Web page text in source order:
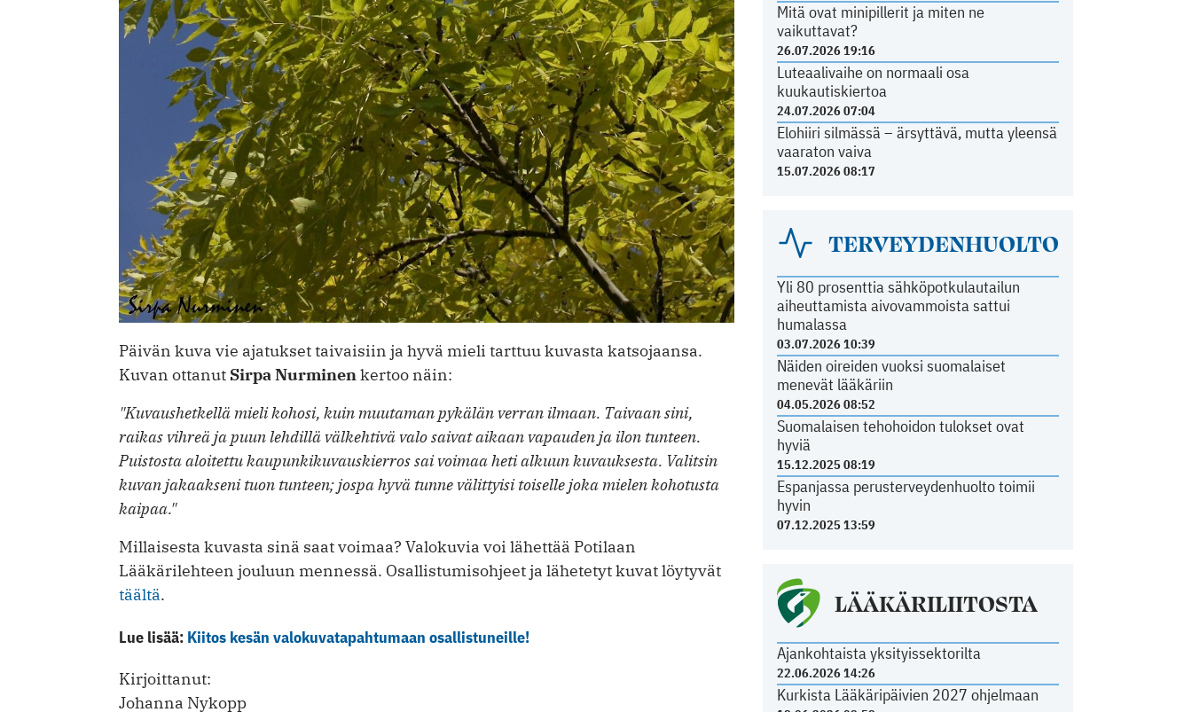
Mitä ovat minipillerit ja miten ne
vaikuttavat?
26.07.2026 19:16
Luteaalivaihe on normaali osa
kuukautiskiertoa
24.07.2026 07:04
Elohiiri silmässä – ärsyttävä, mutta yleensä
vaaraton vaiva
15.07.2026 08:17
TERVEYDENHUOLTO
Yli 80 prosenttia sähköpotkulautailun
aiheuttamista aivovammoista sattui
humalassa
03.07.2026 10:39
Näiden oireiden vuoksi suomalaiset
menevät lääkäriin
04.05.2026 08:52
Suomalaisen tehohoidon tulokset ovat
hyviä
15.12.2025 08:19
Espanjassa perusterveydenhuolto toimii
hyvin
07.12.2025 13:59
LÄÄKÄRILIITOSTA
Ajankohtaista yksityissektorilta
22.06.2026 14:26
Kurkista Lääkäripäivien 2027 ohjelmaan
Päivän kuva vie ajatukset taivaisiin ja hyvä mieli tarttuu kuvasta katsojaansa.
Kuvan ottanut Sirpa Nurminen kertoo näin:
"Kuvaushetkellä mieli kohosi, kuin muutaman pykälän verran ilmaan. Taivaan sini,
raikas vihreä ja puun lehdillä välkehtivä valo saivat aikaan vapauden ja ilon tunteen.
Puistosta aloitettu kaupunkikuvauskierros sai voimaa heti alkuun kuvauksesta. Valitsin
kuvan jakaakseni tuon tunteen; jospa hyvä tunne välittyisi toiselle joka mielen kohotusta
kaipaa."
Millaisesta kuvasta sinä saat voimaa? Valokuvia voi lähettää Potilaan
Lääkärilehteen jouluun mennessä. Osallistumisohjeet ja lähetetyt kuvat löytyvät
täältä.
Lue lisää: Kiitos kesän valokuvatapahtumaan osallistuneille!
Kirjoittanut:
Johanna Nykopp